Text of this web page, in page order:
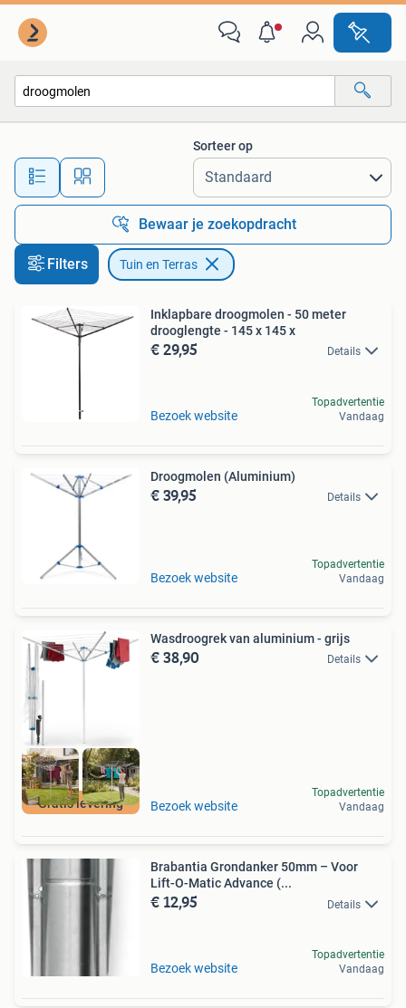
Alle afstanden…
Sorteer op
Bewaar je zoekopdracht
Filters Tuin en Terras
Inklapbare droogmolen - 50 meter
drooglengte - 145 x 145 x
€ 29,95 Details
Bezoek website
Topadvertentie
Vandaag
Droogmolen (Aluminium)
€ 39,95 Details
Bezoek website
Topadvertentie
Vandaag
Gratis levering
Wasdroogrek van aluminium - grijs
€ 38,90 Details
Bezoek website
Topadvertentie
Vandaag
Brabantia Grondanker 50mm – Voor
Lift-O-Matic Advance (...
€ 12,95 Details
Bezoek website
Topadvertentie
Vandaag